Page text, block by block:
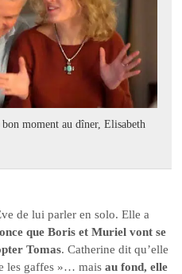
moment au dîner, Elisabeth
de lui parler en solo. Elle a
que Boris et Muriel vont se
Tomas. Catherine dit qu’elle
les gaffes »… maisau fond, elle